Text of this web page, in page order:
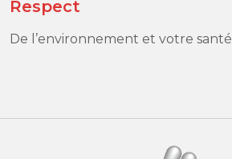
Respect
De l’environnement et votre santé